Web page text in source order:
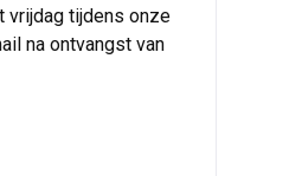
vrijdag tijdens onze
na ontvangst van